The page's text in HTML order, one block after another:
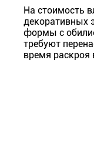
На стоимость
декоративных
формы с
требуют
время раскроя